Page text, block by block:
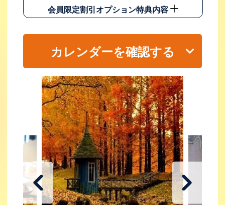
会員限定割引オプション特典内容
カレンダーを確認する